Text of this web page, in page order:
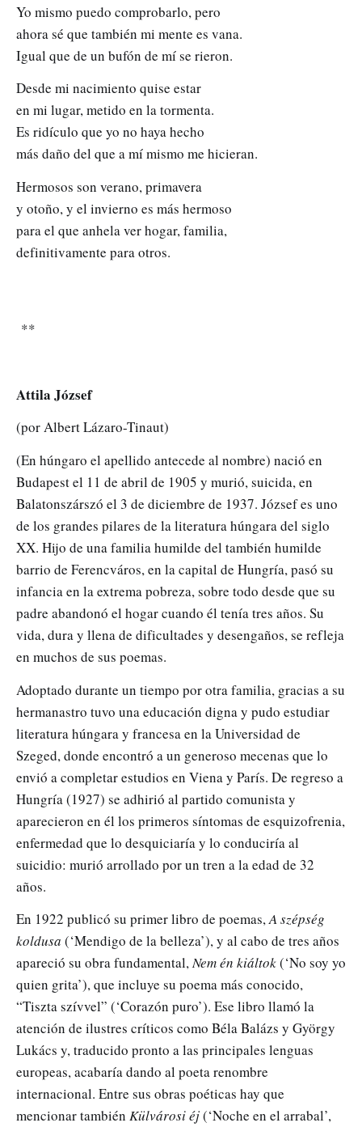
Yo mismo puedo comprobarlo, pero
ahora sé que también mi mente es vana.
Igual que de un bufón de mí se rieron.
Desde mi nacimiento quise estar
en mi lugar, metido en la tormenta.
Es ridículo que yo no haya hecho
más daño del que a mí mismo me hicieran.
Hermosos son verano, primavera
y otoño, y el invierno es más hermoso
para el que anhela ver hogar, familia,
definitivamente para otros.
**
Attila József
(por Albert Lázaro-Tinaut)
(En húngaro el apellido antecede al nombre) nació en
Budapest el 11 de abril de 1905 y murió, suicida, en
Balatonszárszó el 3 de diciembre de 1937. József es uno
de los grandes pilares de la literatura húngara del siglo
XX. Hijo de una familia humilde del también humilde
barrio de Ferencváros, en la capital de Hungría, pasó su
infancia en la extrema pobreza, sobre todo desde que su
padre abandonó el hogar cuando él tenía tres años. Su
vida, dura y llena de dificultades y desengaños, se refleja
en muchos de sus poemas.
Adoptado durante un tiempo por otra familia, gracias a su
hermanastro tuvo una educación digna y pudo estudiar
literatura húngara y francesa en la Universidad de
Szeged, donde encontró a un generoso mecenas que lo
envió a completar estudios en Viena y París. De regreso a
Hungría (1927) se adhirió al partido comunista y
aparecieron en él los primeros síntomas de esquizofrenia,
enfermedad que lo desquiciaría y lo conduciría al
suicidio: murió arrollado por un tren a la edad de 32
años.
En 1922 publicó su primer libro de poemas,A szépség
koldusa (‘Mendigo de la belleza’), y al cabo de tres años
apareció su obra fundamental,Nem én kiáltok(‘No soy yo
quien grita’), que incluye su poema más conocido,
“Tiszta szívvel” (‘Corazón puro’). Ese libro llamó la
atención de ilustres críticos como Béla Balázs y György
Lukács y, traducido pronto a las principales lenguas
europeas, acabaría dando al poeta renombre
internacional. Entre sus obras poéticas hay que
mencionar también Külvárosi éj(‘Noche en el arrabal’,